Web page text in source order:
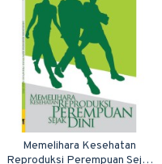
Memelihara Kesehatan
Reproduksi Perempuan Sejak